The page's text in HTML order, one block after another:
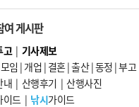
경 주말부터 비소식…‘극한 폭염’
듯
마을 67년 역사인데…전교생 24명
통폐합 기로
인 선원 ‘인신매매 경유지’ 된 부산
가 현실로
여 게시판
고| 기사제보
모임 | 개업 | 결혼|출산|동정 |부고
내 | 산행후기 | 산행사진
이드| 낚시가이드